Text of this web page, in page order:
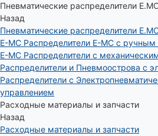
Пневматические распределители
Назад
Пневматические распределители
E-MC Распределители E-MC с
E-MC Распределители с
Распределители и Пневмоострова с
Распределители с
управлением
Расходные материалы и запчасти
Назад
Расходные материалы и запчасти